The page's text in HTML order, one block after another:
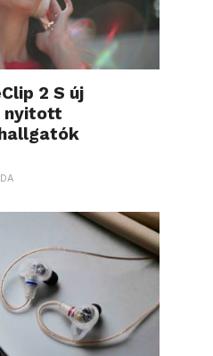
2 S új
nyitott